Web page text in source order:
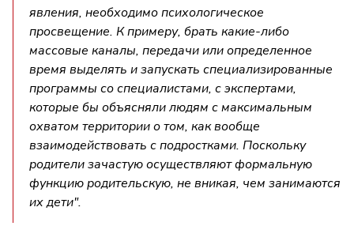
явления, необходимо психологическое
просвещение. К примеру, брать какие-либо
массовые каналы, передачи или определенное
время выделять и запускать специализированные
программы со специалистами, с экспертами,
которые бы объясняли людям с максимальным
охватом территории о том, как вообще
взаимодействовать с подростками. Поскольку
родители зачастую осуществляют формальную
функцию родительскую, не вникая, чем занимаются
их дети".